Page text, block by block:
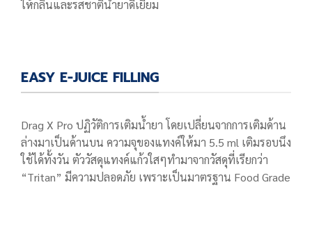
ให้กลิ่นและรสชาติน้ำยาดีเยี่ยม
EASY E-JUICE FILLING
Drag X Pro ปฏิวัติการเติมน้ำยา โดยเปลี่ยนจากการเติมด้าน
ล่างมาเป็นด้านบน ความจุของแทงค์ให้มา 5.5 ml เติมรอบนึง
ใช้ได้ทั้งวัน ตัววัสดุแทงค์แก้วใสๆทำมาจากวัสดุที่เรียกว่า
“Tritan” มีความปลอดภัย เพราะเป็นมาตรฐาน Food Grade